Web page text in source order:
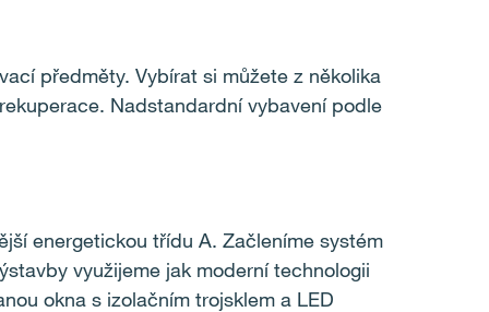
předměty. Vybírat si můžete z několika
Nadstandardní vybavení podle
energetickou třídu A. Začleníme systém
využijeme jak moderní technologii
okna s izolačním trojsklem a LED